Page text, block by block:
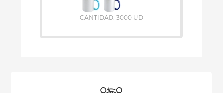
CANTIDAD: 3000 UD